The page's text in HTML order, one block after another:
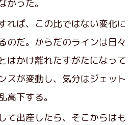
った。
れば、この比ではない変化に
のだ。からだのラインは日々
はかけ離れたすがたになって
スが変動し、気分はジェット
高下する。
て出産したら、そこからはも